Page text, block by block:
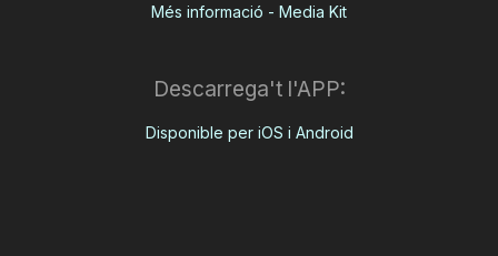
Més informació - Media Kit
Descarrega't l'APP:
Disponible per iOS i Android